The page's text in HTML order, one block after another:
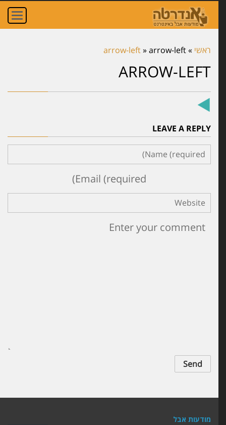
ראשי »
arrow-left»arrow-left
ARROW-LEFT
LEAVE A REPLY
מודעות אבל
מסר אישי שלכם!
הניחו אבן
נחמו עם מסר משלכם
גללו מטה והשאירו ליקרים